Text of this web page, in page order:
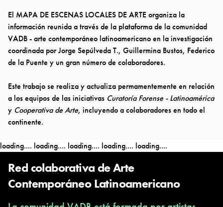
El MAPA DE ESCENAS LOCALES DE ARTE organiza la
información reunida a través de la plataforma de la comunidad
VADB - arte contemporáneo latinoamericanoen la investigación
coordinada por Jorge Sepúlveda T., Guillermina Bustos, Federico
de la Puente y un gran número de colaboradores.
Este trabajo se realiza y actualiza permamentemente en relación
a los equipos de las iniciativas Curatoría Forense - Latinoamérica
y Cooperativa de Arte, incluyendo a colaboradores en todo el
continente.
loading.... loading.... loading.... loading.... loading....
Red colaborativa de Arte
Contemporáneo Latinoamericano